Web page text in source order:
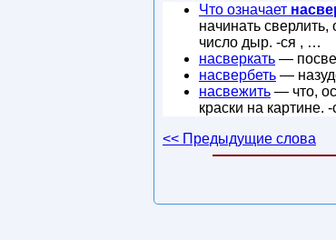
Что означает
начинать
число дыр. -ся , …
насверкать —
насвербеть —
насвежить — что,
краски на
<< Предыдущие слова